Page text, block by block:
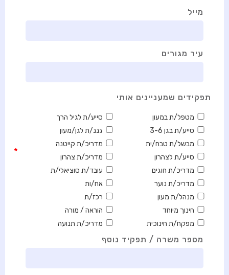
מייל
עיר מגורים
תפקידים שמעניינים אותי
מטפל/ת במעון
סייע/ת לגיל הרך
סייע/ת בגן 3-6
גננ/ת לגן/מעון
מבשל/ת טבח/ית
מדריכ/ת קייטנה
סייע/ת לצהרון
מדריכ/ת צהרון
מדריכ/ת חוגים
עובד/ת סוציאלי/ת
מדריכ/ת נוער
אח/ות
מנהל/ת מעון
רכז/ת
חינוך מיוחד
הוראה / מורה
מפקח/ת חינוכית
מדריכ/ת תנועה
מספר משרה / תפקיד נוסף
*